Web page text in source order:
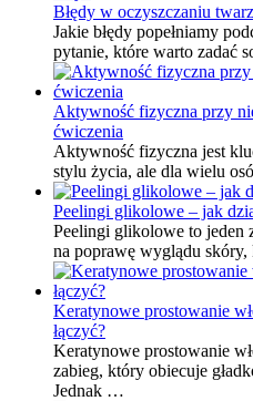
Błędy w oczyszczaniu
Jakie błędy popełniamy
pytanie, które warto zadać
Aktywność fizyczna przy
ćwiczenia
Aktywność fizyczna jest
stylu życia, ale dla wielu
Peelingi glikolowe – jak
Peelingi glikolowe to jeden
na poprawę wyglądu
Keratynowe prostowanie
łączyć?
Keratynowe prostowanie
zabieg, który obiecuje
Jednak …